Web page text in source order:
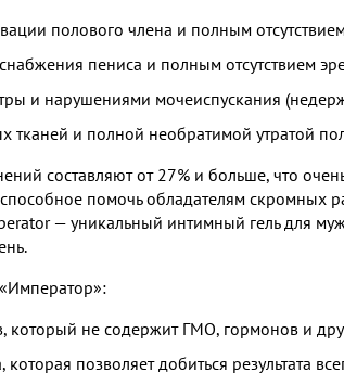
полового члена и полным
пениса и полным отсутствием
и нарушениями мочеиспускания
тканей и полной необратимой утратой
составляют от 27% и больше, что
способное помочь обладателям скромных
— уникальный интимный гель для
который не содержит ГМО, гормонов и
позволяет добиться результата